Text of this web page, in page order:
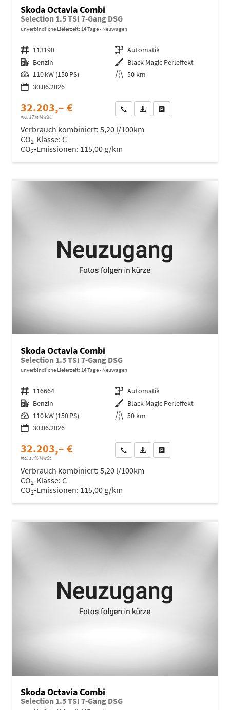
Skoda Octavia Combi
Selection 1.5 TSI 7-Gang DSG
unverbindliche Lieferzeit: 14 Tage Neuwagen
Fahrzeugnr. 113190 Getriebe Automatik
Kraftstoff Benzin Außenfarbe Black Magic Perleffekt
Leistung 110 kW (150 PS) Kilometerstand 50 km
30.06.2026
32.203,– €
incl. 17% MwSt.
Wir rufen Sie anFahrzeugexposé (PDF)
Verbrauch kombiniert: 5,20 l/100km
CO2-Klasse: C
CO2-Emissionen: 115,00 g/km
Skoda Octavia Combi
Selection 1.5 TSI 7-Gang DSG
unverbindliche Lieferzeit: 14 Tage Neuwagen
Fahrzeugnr. 116664 Getriebe Automatik
Kraftstoff Benzin Außenfarbe Black Magic Perleffekt
Leistung 110 kW (150 PS) Kilometerstand 50 km
30.06.2026
32.203,– €
incl. 17% MwSt.
Wir rufen Sie anFahrzeugexposé (PDF)
Verbrauch kombiniert: 5,20 l/100km
CO2-Klasse: C
CO2-Emissionen: 115,00 g/km
Skoda Octavia Combi
Selection 1.5 TSI 7-Gang DSG